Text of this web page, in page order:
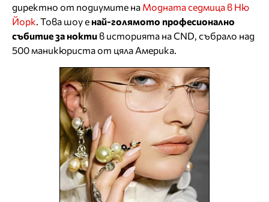
директно от подиумите на Модната седмица в Ню
Йорк . Това шоу е най-голямото професионално
събитиеза нокти в историята на CND, събрало над
500 маникюриста от цяла Америка.